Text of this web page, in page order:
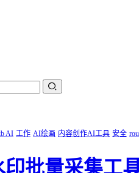
AI 工作 AI绘画 内容创作AI工具 安全
印批量采集工